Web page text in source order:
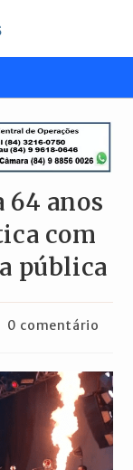
64 anos
com
pública
0 comentário